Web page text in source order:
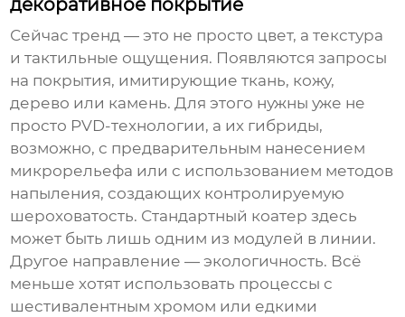
декоративное покрытие
Сейчас тренд — это не просто цвет, а текстура
и тактильные ощущения. Появляются запросы
на покрытия, имитирующие ткань, кожу,
дерево или камень. Для этого нужны уже не
просто PVD-технологии, а их гибриды,
возможно, с предварительным нанесением
микрорельефа или с использованием методов
напыления, создающих контролируемую
шероховатость. Стандартный коатер здесь
может быть лишь одним из модулей в линии.
Другое направление — экологичность. Всё
меньше хотят использовать процессы с
шестивалентным хромом или едкими